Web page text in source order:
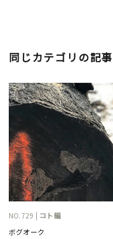
同じカテゴリの記事
NO.729 | コト編
ボグオーク